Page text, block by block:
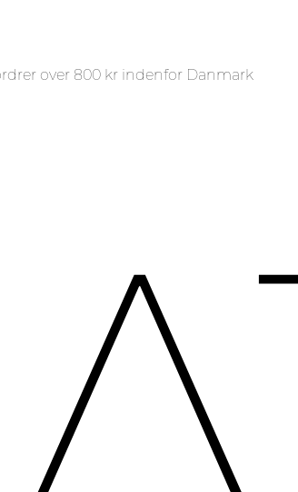
over 800 kr indenfor Danmark